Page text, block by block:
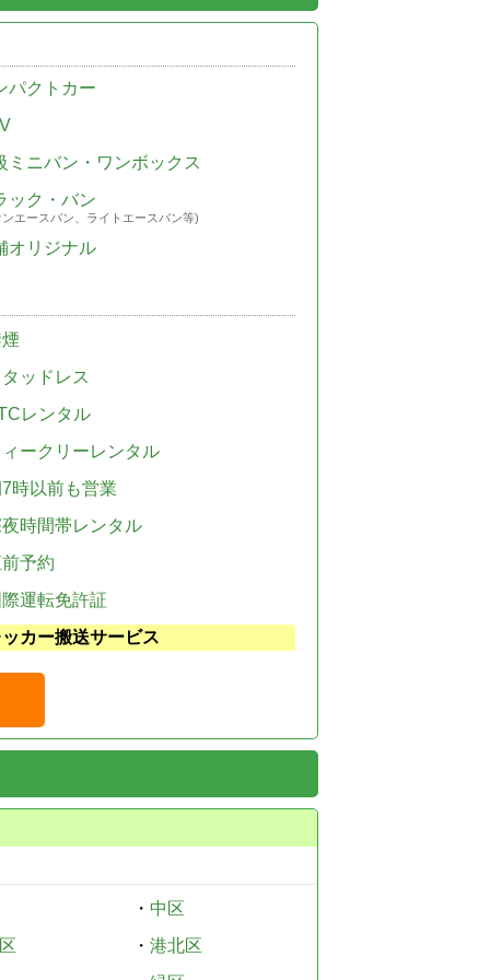
パクトカー
ミニバン・ワンボックス
ック・バン
エースバン、ライトエースバン等)
オリジナル
ッドレス
レンタル
ークリーレンタル
時以前も営業
時間帯レンタル
予約
運転免許証
カー搬送サービス
・ 中区
・ 港北区